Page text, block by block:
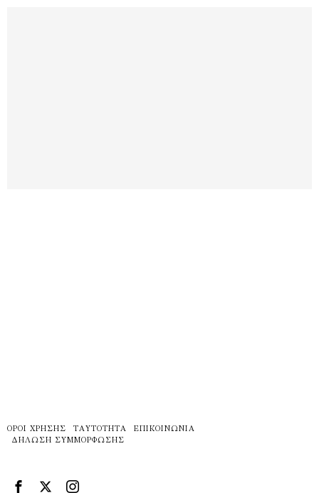
ΌΡΟΙ ΧΡΉΣΗΣ ΤΑΥΤΌΤΗΤΑ
ΕΠΙΚΟΙΝΩΝΊΑ
ΔΉΛΩΣΗ ΣΥΜΜΌΡΦΩΣΗΣ